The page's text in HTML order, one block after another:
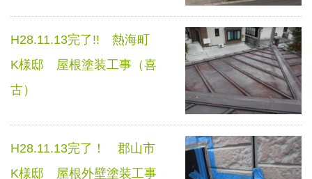
H28.11.13完了!! 熱海町
K様邸 屋根塗装工事（喜
古）
H28.11.13完了！ 郡山市
K様邸 屋根外壁塗装工事